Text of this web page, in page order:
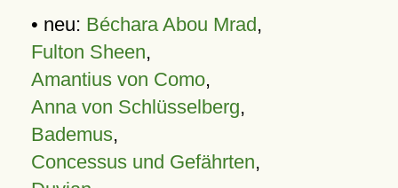
• neu: Béchara Abou Mrad,
Fulton Sheen,
Amantius von Como,
Anna von Schlüsselberg,
Bademus,
Concessus und Gefährten,